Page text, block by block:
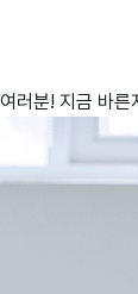
여러분! 지금 바른